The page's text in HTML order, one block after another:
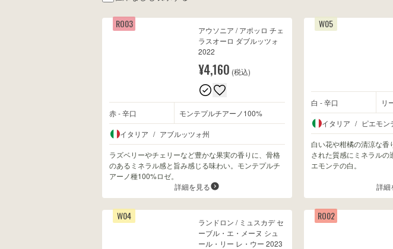
RO03
アウソニア / アポッロ チェ
ラスオーロ ダブルッツォ
2022
¥4,160 (税込)
赤 - 辛口 モンテプルチアーノ100%
イタリア / アブルッツォ州
ラズベリーやチェリーなど豊かな果実の香りに、骨格
のあるミネラル感と旨み感じる味わい。モンテプルチ
アーノ種100%ロゼ。
詳細を見る
W05
白 - 辛口 リ
イタリア / ピエモン
白い花や柑橘の清涼な香
された質感にミネラル
エモンテの白。
詳細
W04
ランドロン / ミュスカデ セ
ーブル・エ・メーヌ シュ
ール・リー レ・ウー 2023
RO02